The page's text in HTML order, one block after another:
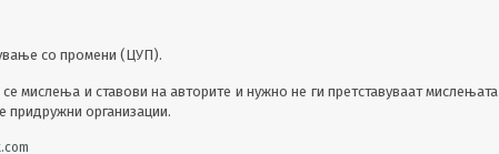
со промени (ЦУП).
мислења и ставови на авторите и нужно не ги претставуваат мислењата
придружни организации.